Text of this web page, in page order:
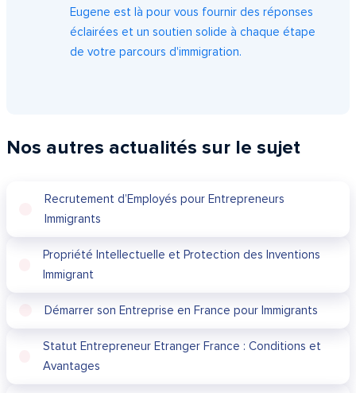
Eugene est là pour vous fournir des réponses
éclairées et un soutien solide à chaque étape
de votre parcours d'immigration.
Nos autres actualités sur le sujet
Recrutement d’Employés pour Entrepreneurs
Immigrants
Propriété Intellectuelle et Protection des Inventions
Immigrant
Démarrer son Entreprise en France pour Immigrants
Statut Entrepreneur Etranger France : Conditions et
Avantages